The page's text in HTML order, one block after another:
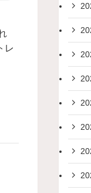
レ